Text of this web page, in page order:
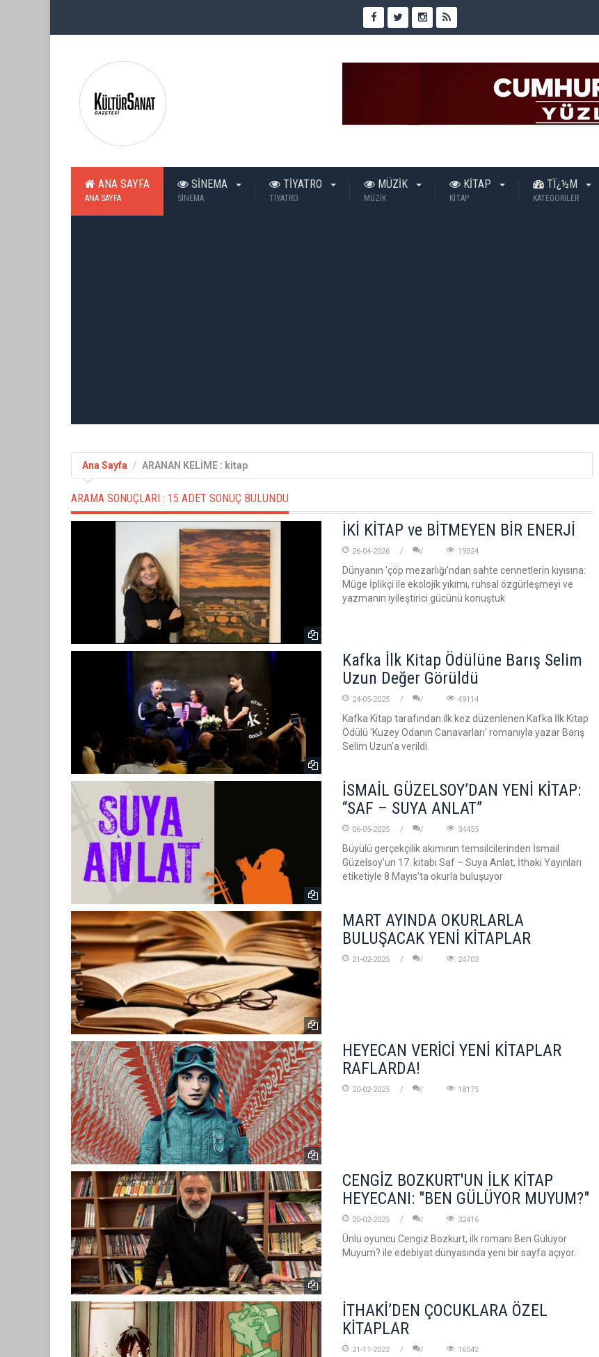
ANA SAYFA
ANA SAYFA
SİNEMA
SİNEMA
TİYATRO
TİYATRO
MÜZİK
MÜZİK
KİTAP
KİTAP
TÏ¿½M
KATEGORILER
Ana Sayfa ARANAN KELİME : kitap
ARAMA SONUÇLARI : 15 ADET SONUÇ BULUNDU
İKİ KİTAP ve BİTMEYEN BİR ENERJİ
26-04-2026 19524
Dünyanın 'çöp mezarlığı'ndan sahte cennetlerin kıyısına:
Müge İplikçi ile ekolojik yıkımı, ruhsal özgürleşmeyi ve
yazmanın iyileştirici gücünü konuştuk
Kafka İlk Kitap Ödülüne Barış Selim
Uzun Değer Görüldü
24-05-2025 49114
Kafka Kitap tarafından ilk kez düzenlenen Kafka İlk Kitap
Ödülü 'Kuzey Odanın Canavarları' romanıyla yazar Barış
Selim Uzun’a verildi.
İSMAİL GÜZELSOY’DAN YENİ KİTAP:
“SAF – SUYA ANLAT”
06-05-2025 34455
Büyülü gerçekçilik akımının temsilcilerinden İsmail
Güzelsoy’un 17. kitabı Saf – Suya Anlat, İthaki Yayınları
etiketiyle 8 Mayıs’ta okurla buluşuyor
MART AYINDA OKURLARLA
BULUŞACAK YENİ KİTAPLAR
21-02-2025 24703
HEYECAN VERİCİ YENİ KİTAPLAR
RAFLARDA!
20-02-2025 18175
CENGİZ BOZKURT'UN İLK KİTAP
HEYECANI: "BEN GÜLÜYOR MUYUM?"
20-02-2025 32416
Ünlü oyuncu Cengiz Bozkurt, ilk romanı Ben Gülüyor
Muyum? ile edebiyat dünyasında yeni bir sayfa açıyor.
İTHAKİ’DEN ÇOCUKLARA ÖZEL
KİTAPLAR
21-11-2022 16542
ALTIN KOZA'NIN ONUR ÖDÜLLERİ FERZAN
ÖZPETEK VE VAHİDE PERÇİN'İN